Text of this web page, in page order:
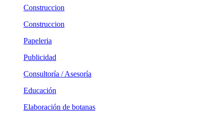
Construccion
Construccion
Papeleria
Publicidad
Consultoría / Asesoría
Educación
Elaboración de botanas